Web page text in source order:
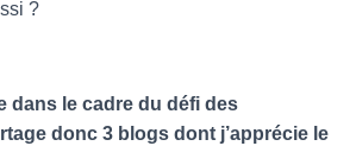
?
dans le cadre du défi des
donc 3 blogs dont j’apprécie le